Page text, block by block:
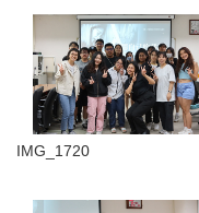
IMG_1720